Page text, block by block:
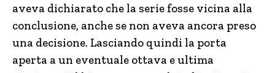
aveva dichiarato che la serie fosse vicina alla
conclusione, anche se non aveva ancora preso
una decisione. Lasciando quindi la porta
aperta a un eventuale ottava e ultima